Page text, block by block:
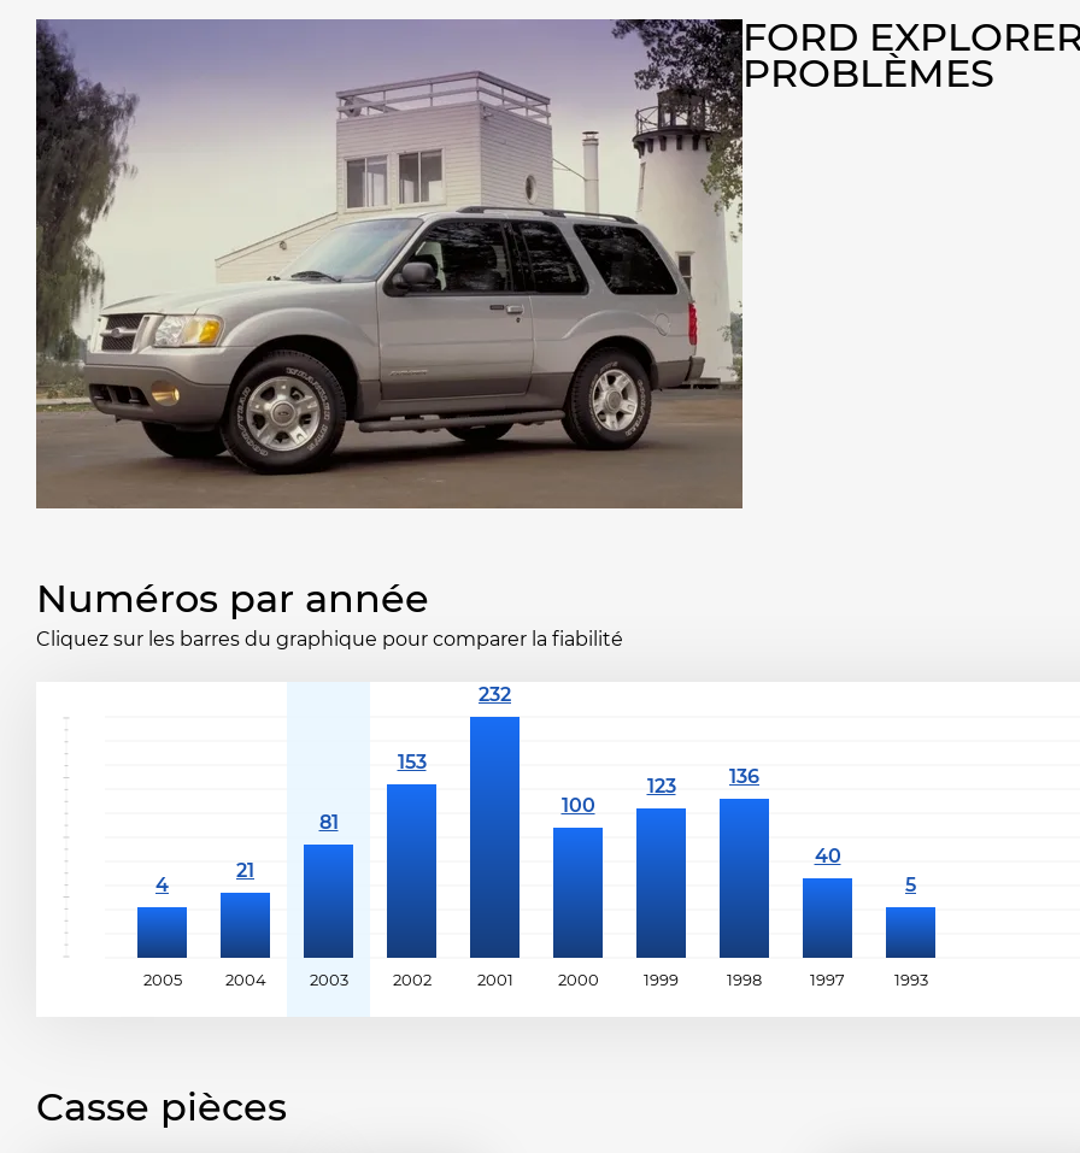
FORD
PROBLÈMES
Numéros par année
Cliquez sur les barres du graphique pour comparer la fiabilité
2005 2004 2003 2002 2001 2000 1999 1998 1997 1993
Casse pièces